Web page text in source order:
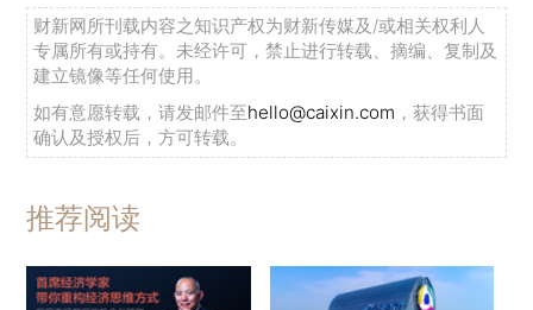
财新网所刊载内容之知识产权为财新传媒及/或相关权利人
专属所有或持有。未经许可，禁止进行转载、摘编、复制及
建立镜像等任何使用。
如有意愿转载，请发邮件至hello@caixin.com ，获得书面
确认及授权后，方可转载。
推荐阅读